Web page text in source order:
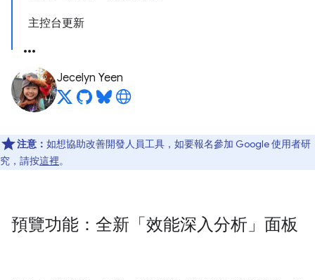
主控台更新
Jecelyn Yeen
注意： 如想協助改善開發人員工具，如要報名參加 Google 使用者研
究，請按這裡。
預覽功能：全新「效能深入分析」面板